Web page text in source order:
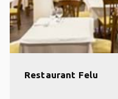
Restaurant Felu